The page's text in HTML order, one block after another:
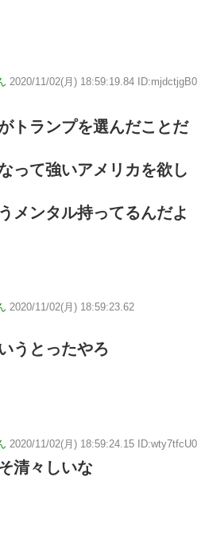
2020/11/02(月) 18:59:19.84 ID:mjdctjgB0
トランプを選んだことだ
って強いアメリカを欲し
メンタル持ってるんだよ
2020/11/02(月) 18:59:23.62
うとったやろ
2020/11/02(月) 18:59:24.15 ID:wty7tfcU0
清々しいな